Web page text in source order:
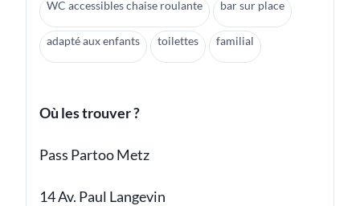
WC accessibles chaise roulante bar sur place
adapté aux enfants toilettes familial
Où les trouver ?
Pass Partoo Metz
14 Av. Paul Langevin